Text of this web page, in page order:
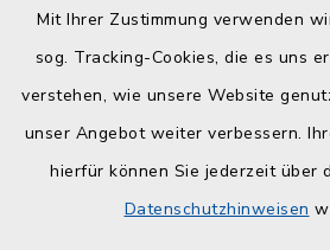
Mit Ihrer Zustimmung verwenden
sog. Tracking-Cookies, die es uns
verstehen, wie unsere Website
unser Angebot weiter verbessern.
hierfür können Sie jederzeit über
Datenschutzhinweisen
Quicklinks
Serviceportal Schleswig-
ZuFiSH